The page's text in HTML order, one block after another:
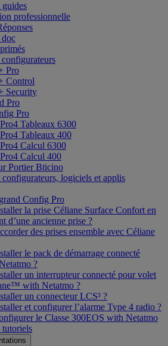
guides
professionnelle
Pro
Control
Security
Pro
Pro
Tableaux 6300
Tableaux 400
Calcul 6300
Calcul 400
Portier Bticino
logiciels et applis
Config Pro
la prise Céliane Surface Confort en
d’une ancienne prise ?
des prises ensemble avec Céliane
le pack de démarrage connecté
?
un interrupteur connecté pour volet
with Netatmo ?
un connecteur LCS³ ?
et configurer l’alarme Type 4 radio ?
le Classe 300EOS with Netatmo
tutoriels